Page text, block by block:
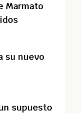
Marmato
su nuevo
supuesto